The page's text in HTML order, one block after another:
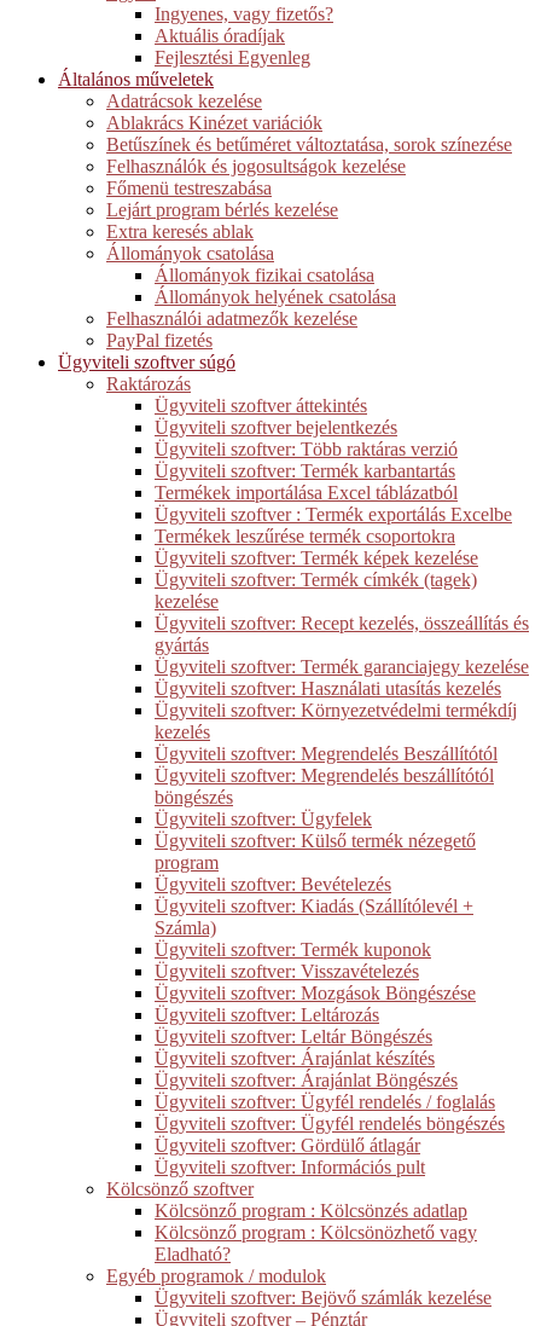
Ingyenes, vagy fizetős?
Aktuális óradíjak
Fejlesztési Egyenleg
Általános műveletek
Adatrácsok kezelése
Ablakrács Kinézet variációk
Betűszínek és betűméret változtatása, sorok színezése
Felhasználók és jogosultságok kezelése
Főmenü testreszabása
Lejárt program bérlés kezelése
Extra keresés ablak
Állományok csatolása
Állományok fizikai csatolása
Állományok helyének csatolása
Felhasználói adatmezők kezelése
PayPal fizetés
Ügyviteli szoftver súgó
Raktározás
Ügyviteli szoftver áttekintés
Ügyviteli szoftver bejelentkezés
Ügyviteli szoftver: Több raktáras verzió
Ügyviteli szoftver: Termék karbantartás
Termékek importálása Excel táblázatból
Ügyviteli szoftver : Termék exportálás Excelbe
Termékek leszűrése termék csoportokra
Ügyviteli szoftver: Termék képek kezelése
Ügyviteli szoftver: Termék címkék (tagek)
kezelése
Ügyviteli szoftver: Recept kezelés, összeállítás és
gyártás
Ügyviteli szoftver: Termék garanciajegy kezelése
Ügyviteli szoftver: Használati utasítás kezelés
Ügyviteli szoftver: Környezetvédelmi termékdíj
kezelés
Ügyviteli szoftver: Megrendelés Beszállítótól
Ügyviteli szoftver: Megrendelés beszállítótól
böngészés
Ügyviteli szoftver: Ügyfelek
Ügyviteli szoftver: Külső termék nézegető
program
Ügyviteli szoftver: Bevételezés
Ügyviteli szoftver: Kiadás (Szállítólevél +
Számla)
Ügyviteli szoftver: Termék kuponok
Ügyviteli szoftver: Visszavételezés
Ügyviteli szoftver: Mozgások Böngészése
Ügyviteli szoftver: Leltározás
Ügyviteli szoftver: Leltár Böngészés
Ügyviteli szoftver: Árajánlat készítés
Ügyviteli szoftver: Árajánlat Böngészés
Ügyviteli szoftver: Ügyfél rendelés / foglalás
Ügyviteli szoftver: Ügyfél rendelés böngészés
Ügyviteli szoftver: Gördülő átlagár
Ügyviteli szoftver: Információs pult
Kölcsönző szoftver
Kölcsönző program : Kölcsönzés adatlap
Kölcsönző program : Kölcsönözhető vagy
Eladható?
Egyéb programok / modulok
Ügyviteli szoftver: Bejövő számlák kezelése
Ügyviteli szoftver – Pénztár